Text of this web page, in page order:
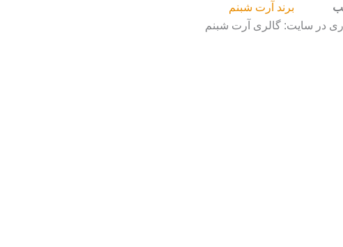
برند آرت شبنم
در سایت: گالری آرت شبنم